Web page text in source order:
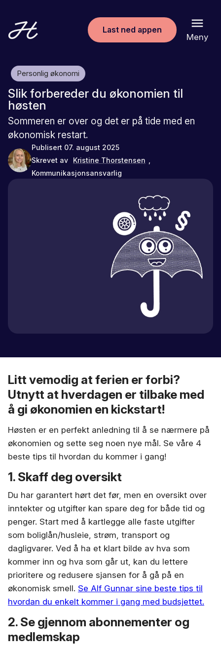
Last ned appen
Meny
Personlig økonomi
Slik forbereder du økonomien til
høsten
Sommeren er over og det er på tide med en
økonomisk restart.
Publisert 07. august 2025
Skrevet av
Kristine Thorstensen
Kommunikasjonsansvarlig
Litt vemodig at ferien er forbi?
Utnytt at hverdagen er tilbake med
å gi økonomien en kickstart!
Høsten er en perfekt anledning til å se nærmere på
økonomien og sette seg noen nye mål. Se våre 4
beste tips til hvordan du kommer i gang!
1. Skaff deg oversikt
Du har garantert hørt det før, men en oversikt over
inntekter og utgifter kan spare deg for både tid og
penger. Start med å kartlegge alle faste utgifter
som boliglån/husleie, strøm, transport og
dagligvarer. Ved å ha et klart bilde av hva som
kommer inn og hva som går ut, kan du lettere
prioritere og redusere sjansen for å gå på en
økonomisk smell. Se Alf Gunnar sine beste tips til
hvordan du enkelt kommer i gang med budsjettet.
2. Se gjennom abonnementer og
medlemskap